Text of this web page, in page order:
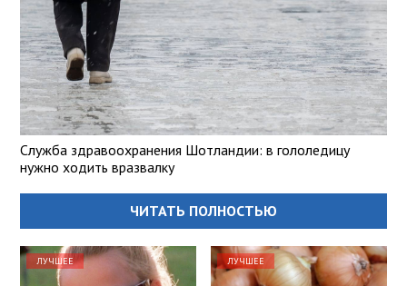
Служба здравоохранения Шотландии: в гололедицу
нужно ходить вразвалку
ЧИТАТЬ ПОЛНОСТЬЮ
ЛУЧШЕЕ ЛУЧШЕЕ